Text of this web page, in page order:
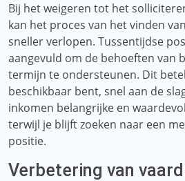
Bij het weigeren tot het
kan het proces van het vinden
sneller verlopen. Tussentijdse
aangevuld om de behoeften van
termijn te ondersteunen. Dit
beschikbaar bent, snel aan de
inkomen belangrijke en
terwijl je blijft zoeken naar een
positie.
Verbetering van